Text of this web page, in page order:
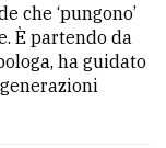
che ‘pungono’
È partendo da
ha guidato